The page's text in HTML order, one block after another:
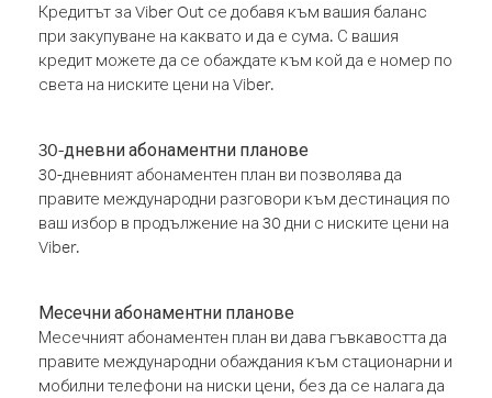
Кредитът за Viber Out се добавя към вашия баланс
при закупуване на каквато и да е сума. С вашия
кредит можете да се обаждате към кой да е номер по
света на ниските цени на Viber.
30-дневни абонаментни планове
30-дневният абонаментен план ви позволява да
правите международни разговори към дестинация по
ваш избор в продължение на 30 дни с ниските цени на
Viber.
Месечни абонаментни планове
Месечният абонаментен план ви дава гъвкавостта да
правите международни обаждания към стационарни и
мобилни телефони на ниски цени, без да се налага да